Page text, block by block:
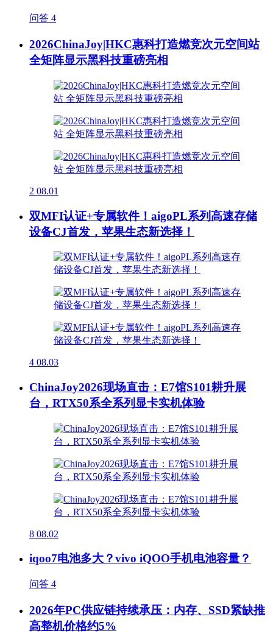
问答 4
2026ChinaJoy|HKC惠科打造燃竞次元空间站
全矩阵显示黑科技重磅亮相
2 08.01
双MFI认证+专属软件！aigoPL系列高速存储
设备CJ首发，苹果生态新选择！
4 08.03
ChinaJoy2026现场直击：E7馆S101耕升展
台，RTX50系全系列显卡实机体验
8 08.02
iqoo7电池多大？vivo iQOO手机电池容量？
问答 4
2026年PC供应链持续承压：内存、SSD紧缺推
高整机价格约5%